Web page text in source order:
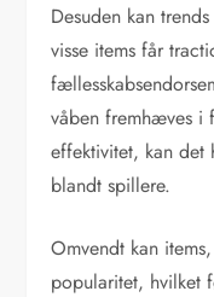
Desuden kan
visse items får
våben fremhæves i
effektivitet, kan det
blandt spillere.
Omvendt kan
popularitet, hvilket